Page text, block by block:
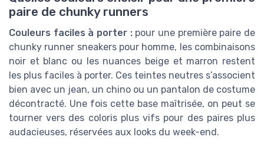
paire de chunky runners
Couleurs faciles à porter :pour une première paire de
chunky runner sneakers pour homme, les combinaisons
noir et blanc ou les nuances beige et marron restent
les plus faciles à porter. Ces teintes neutres s’associent
bien avec un jean, un chino ou un pantalon de costume
décontracté. Une fois cette base maîtrisée, on peut se
tourner vers des coloris plus vifs pour des paires plus
audacieuses, réservées aux looks du week-end.